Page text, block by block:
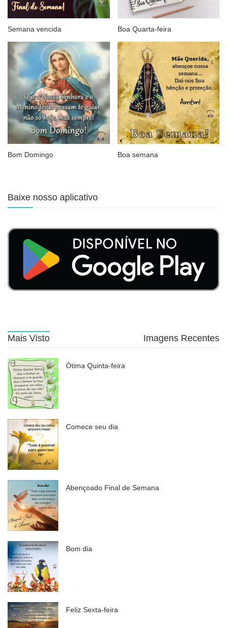
Semana vencida Boa Quarta-feira
Bom Domingo Boa semana
Baixe nosso aplicativo
Mais Visto Imagens Recentes
Ótima Quinta-feira
Comece seu dia
Abençoado Final de Semana
Bom dia
Feliz Sexta-feira